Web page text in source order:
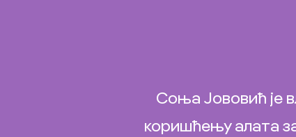
Соња Јововић је
коришћењу алата